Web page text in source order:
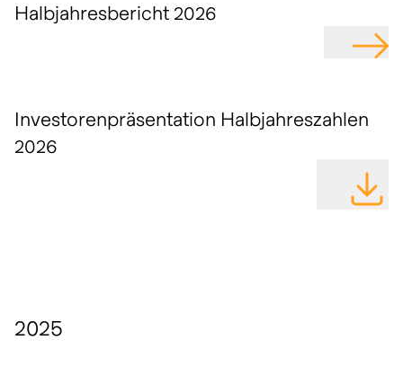
Halbjahresbericht 2026
GEHE
Investorenpräsentation Halbjahreszahlen
2026
DATEI
2025